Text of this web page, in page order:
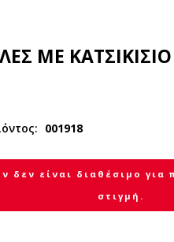
ΜΕ
001918
δεν είναι διαθέσιμο για
στιγμή.